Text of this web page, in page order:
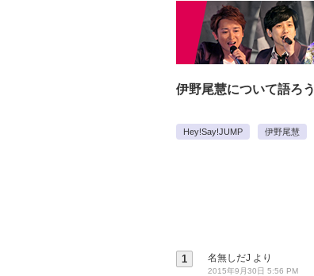
伊野尾慧について語ろう
Hey!Say!JUMP 伊野尾慧
1 名無しだJ より
2015年9月30日 5:56 PM